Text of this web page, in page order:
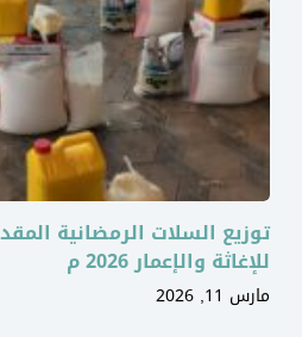
توزيع السلات الرمضانية
للإغاثة والإعمار 2026 م
مارس 11, 2026